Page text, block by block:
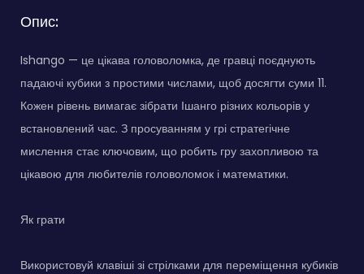
Опис:
Ishango — це цікава головоломка, де гравці поєднують
падаючі кубики з простими числами, щоб досягти суми 11.
Кожен рівень вимагає зібрати Ішанго різних кольорів у
встановлений час. З просуванням у грі стратегічне
мислення стає ключовим, що робить гру захопливою та
цікавою для любителів головоломок і математики.
Як грати
Використовуй клавіші зі стрілками для переміщення кубиків